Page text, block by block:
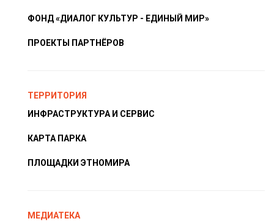
ФОНД «ДИАЛОГ КУЛЬТУР - ЕДИНЫЙ МИР»
ПРОЕКТЫ ПАРТНЁРОВ
ТЕРРИТОРИЯ
ИНФРАСТРУКТУРА И СЕРВИС
КАРТА ПАРКА
ПЛОЩАДКИ ЭТНОМИРА
МЕДИАТЕКА